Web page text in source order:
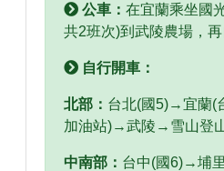
公車： 在宜蘭乘坐國
共2班次)到武陵農場，
自行開車：
北部： 台北(國5)→宜蘭(
加油站)→武陵→雪山登
中南部： 台中(國6)→埔